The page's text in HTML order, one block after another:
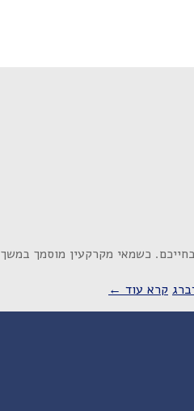
כשמאי מקרקעין מוסמך במשך 15
קרא עוד ←